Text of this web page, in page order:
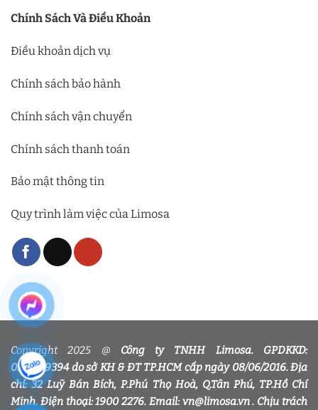
Chính Sách Và Điều Khoản
Điều khoản dịch vụ
Chính sách bảo hành
Chính sách vận chuyển
Chính sách thanh toán
Bảo mật thông tin
Quy trình làm việc của Limosa
Copyright 2025 @ Công ty TNHH Limosa. GPDKKD:
0318339394 do sở KH & ĐT TP.HCM cấp ngày 08/06/2016. Địa
chỉ: 32 Luỹ Bán Bích, P.Phú Thọ Hoà, Q.Tân Phú, TP.Hồ Chí
Minh. Điện thoại: 1900 2276. Email: vn@limosa.vn . Chịu trách